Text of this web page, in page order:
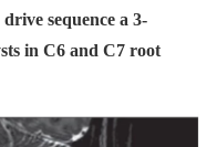
sequence a 3-
in C6 and C7 root